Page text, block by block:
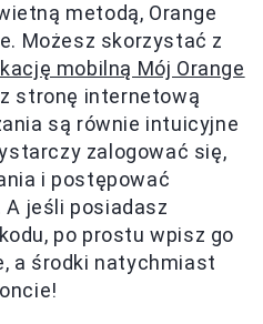
metodą, Orange
Możesz skorzystać z
mobilną Mój Orange
stronę internetową
są równie intuicyjne
zalogować się,
i postępować
jeśli posiadasz
po prostu wpisz go
a środki natychmiast